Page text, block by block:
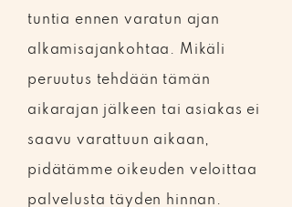
tuntia ennen varatun ajan
alkamisajankohtaa. Mikäli
peruutus tehdään tämän
aikarajan jälkeen tai asiakas ei
saavu varattuun aikaan,
pidätämme oikeuden veloittaa
palvelusta täyden hinnan.